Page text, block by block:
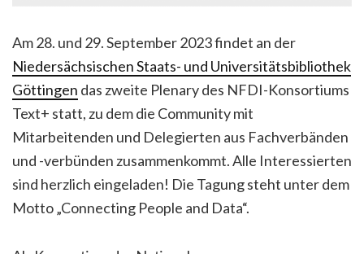
Am 28. und 29. September 2023 findet an der
Niedersächsischen Staats- und Universitätsbibliothek
Göttingen das zweite Plenary des NFDI-Konsortiums
Text+ statt, zu dem die Community mit
Mitarbeitenden und Delegierten aus Fachverbänden
und -verbünden zusammenkommt. Alle Interessierten
sind herzlich eingeladen! Die Tagung steht unter dem
Motto „Connecting People and Data“.